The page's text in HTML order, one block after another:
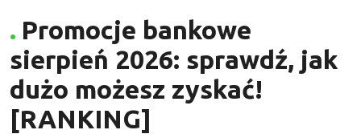
Promocje bankowe
sierpień 2026: sprawdź, jak
dużo możesz zyskać!
[RANKING]